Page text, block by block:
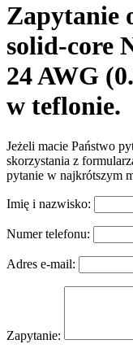
Zapytanie
solid-core
24 AWG
w teflonie.
Jeżeli macie Państwo
skorzystania z
pytanie w najkrótszym
Imię i nazwisko:
Numer telefonu:
Adres e-mail:
Zapytanie: